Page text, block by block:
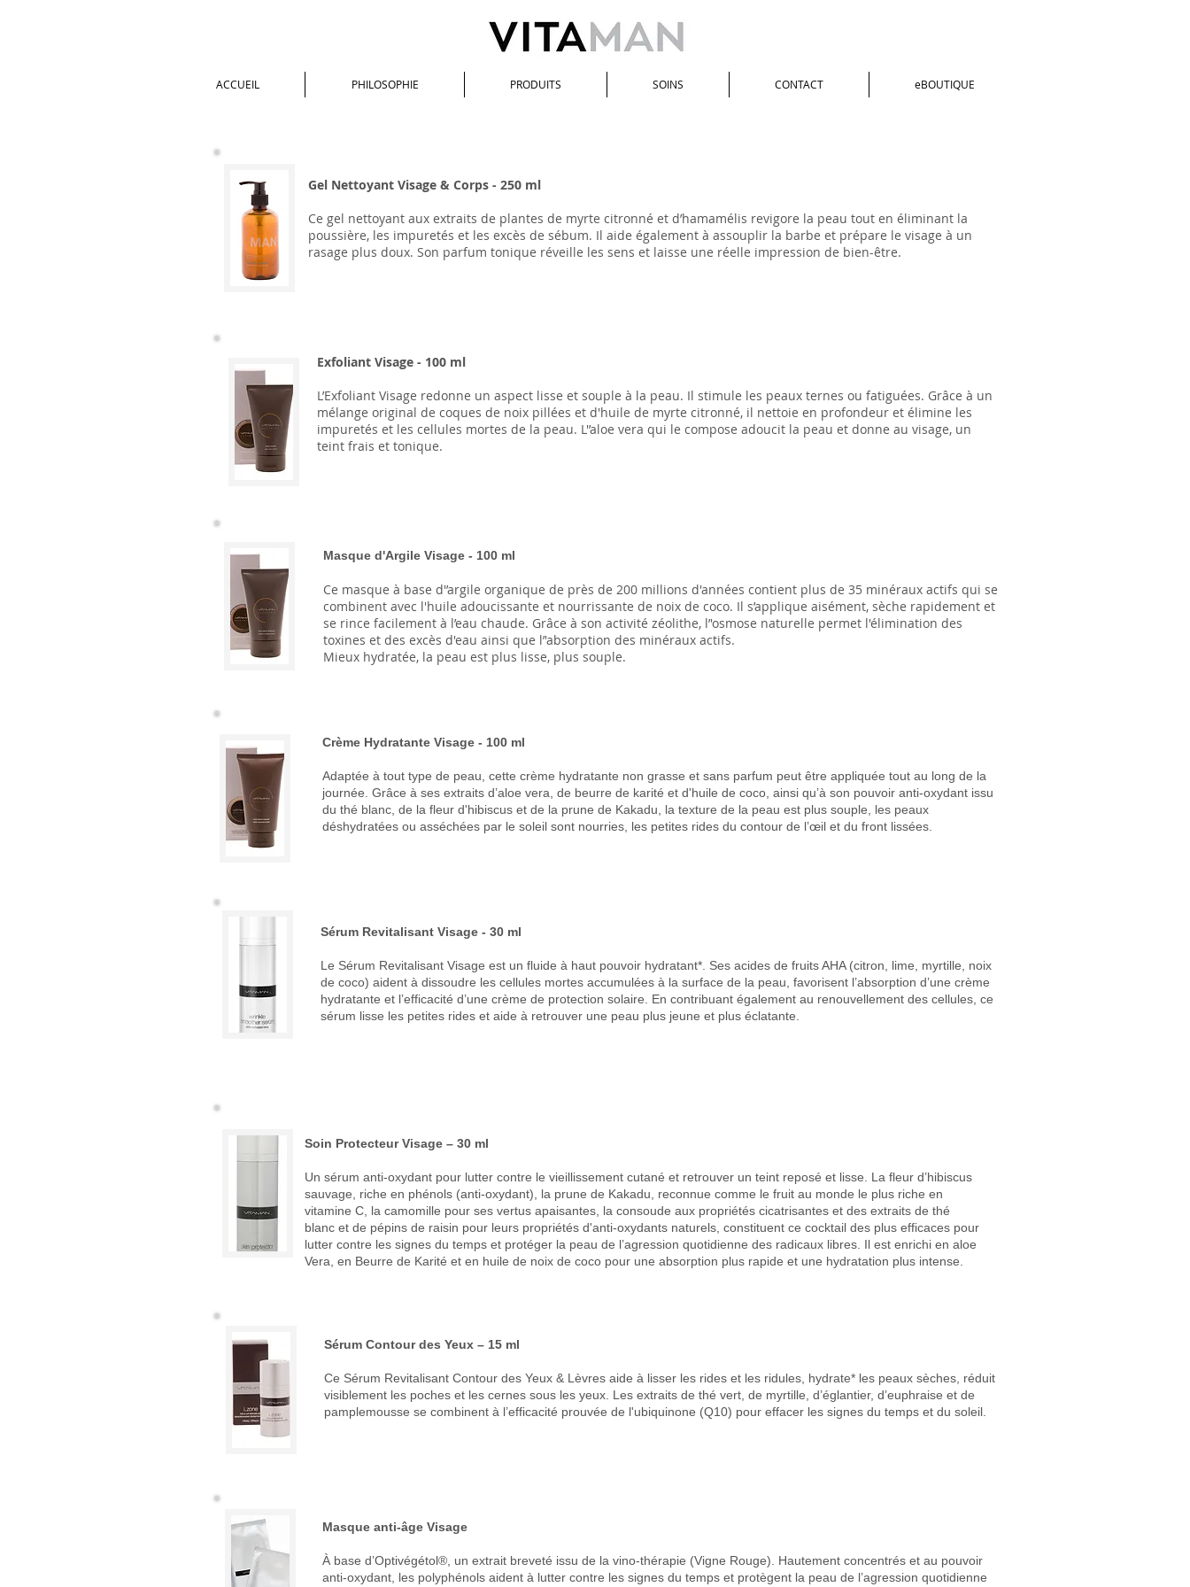
ACCUEIL PHILOSOPHIE PRODUITS SOINS CONTACT eBOUTIQUE
Gel Nettoyant Visage & Corps - 250 ml
Ce gel nettoyant aux extraits de plantes de myrte citronné et d’hamamélis revigore la peau tout en éliminant la
poussière, les impuretés et les excès de sébum. Il aide également à assouplir la barbe et prépare le visage à un
rasage plus doux. Son parfum tonique réveille les sens et laisse une réelle impression de bien-être.
Exfoliant Visage - 100 ml
L’Exfoliant Visage redonne un aspect lisse et souple à la peau. Il stimule les peaux ternes ou fatiguées. Grâce à un
mélange original de coques de noix pillées et d'huile de myrte citronné, il nettoie en profondeur et élimine les
impuretés et les cellules mortes de la peau. L'’aloe vera qui le compose adoucit la peau et donne au visage, un
teint frais et tonique.
Masque d'Argile Visage - 100 ml
Ce masque à base d'’argile organique de près de 200 millions d'années contient plus de 35 minéraux actifs qui se
combinent avec l'huile adoucissante et nourrissante de noix de coco. Il s’applique aisément, sèche rapidement et
se rince facilement à l’eau chaude. Grâce à son activité zéolithe, l’'osmose naturelle permet l'élimination des
toxines et des excès d'eau ainsi que l’'absorption des minéraux actifs.
Mieux hydratée, la peau est plus lisse, plus souple.
Crème Hydratante Visage - 100 ml
Adaptée à tout type de peau, cette crème hydratante non grasse et sans parfum peut être appliquée tout au long de la
journée. Grâce à ses extraits d’aloe vera, de beurre de karité et d'huile de coco, ainsi qu’à son pouvoir anti-oxydant issu
du thé blanc, de la fleur d'hibiscus et de la prune de Kakadu, la texture de la peau est plus souple, les peaux
déshydratées ou asséchées par le soleil sont nourries, les petites rides du contour de l’œil et du front lissées.
ANTI-ÂGE Sérum Revitalisant Visage - 30 ml
Le Sérum Revitalisant Visage est un fluide à haut pouvoir hydratant*. Ses acides de fruits AHA (citron, lime, myrtille, noix
de coco) aident à dissoudre les cellules mortes accumulées à la surface de la peau, favorisent l’absorption d’une crème
hydratante et l’efficacité d’une crème de protection solaire. En contribuant également au renouvellement des cellules, ce
sérum lisse les petites rides et aide à retrouver une peau plus jeune et plus éclatante.
Soin Protecteur Visage – 30 ml
Un sérum anti-oxydant pour lutter contre le vieillissement cutané et retrouver un teint reposé et lisse. La fleur d’hibiscus
sauvage, riche en phénols (anti-oxydant), la prune de Kakadu, reconnue comme le fruit au monde le plus riche en
vitamine C, la camomille pour ses vertus apaisantes, la consoude aux propriétés cicatrisantes et des extraits de thé
blanc et de pépins de raisin pour leurs propriétés d'anti-oxydants naturels, constituent ce cocktail des plus efficaces pour
lutter contre les signes du temps et protéger la peau de l’agression quotidienne des radicaux libres. Il est enrichi en aloe
Vera, en Beurre de Karité et en huile de noix de coco pour une absorption plus rapide et une hydratation plus intense.
Sérum Contour des Yeux – 15 ml
Ce Sérum Revitalisant Contour des Yeux & Lèvres aide à lisser les rides et les ridules, hydrate* les peaux sèches, réduit
visiblement les poches et les cernes sous les yeux. Les extraits de thé vert, de myrtille, d’églantier, d’euphraise et de
pamplemousse se combinent à l’efficacité prouvée de l'ubiquinone (Q10) pour effacer les signes du temps et du soleil.
Masque anti-âge Visage
À base d’Optivégétol®, un extrait breveté issu de la vino-thérapie (Vigne Rouge). Hautement concentrés et au pouvoir
anti-oxydant, les polyphénols aident à lutter contre les signes du temps et protègent la peau de l’agression quotidienne